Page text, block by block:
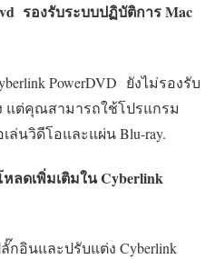
รองรับระบบปฏิบัติการ Mac
PowerDVD ยังไม่รองรับ
แต่คุณสามารถใช้โปรแกรม
ล่นวิดีโอและแผ่น Blu-ray.
ลดเพิ่มเติมใน Cyberlink
อินและปรับแต่ง Cyberlink